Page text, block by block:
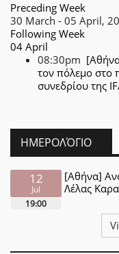
Preceding Week
30 March - 05 April,
Following Week
04 April
08:30pm
τον πόλεμο στο
συνεδρίου της
ΗΜΕΡΟΛΌΓΙΟ
12
Jul
19:00
[Αθήνα]
Λέλας